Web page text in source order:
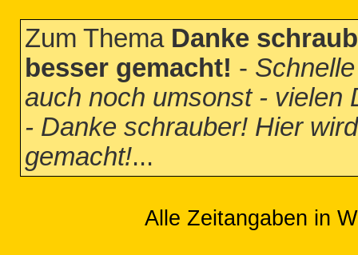
Zum Thema Danke
besser gemacht! -
auch noch umsonst - vielen
- Danke schrauber! Hier
gemacht!...
Alle Zeitangaben in